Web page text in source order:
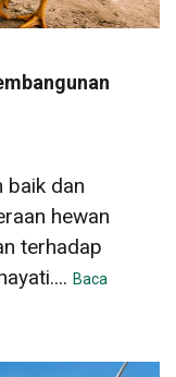
baik dan
hewan
terhadap
Baca